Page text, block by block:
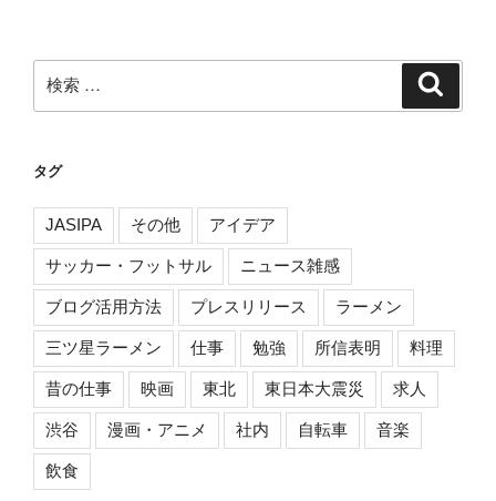
検
索:
タグ
JASIPA その他 アイデア
サッカー・フットサル ニュース雑感
ブログ活用方法 プレスリリース ラーメン
三ツ星ラーメン 仕事 勉強 所信表明 料理
昔の仕事 映画 東北 東日本大震災 求人
渋谷 漫画・アニメ 社内 自転車 音楽
飲食